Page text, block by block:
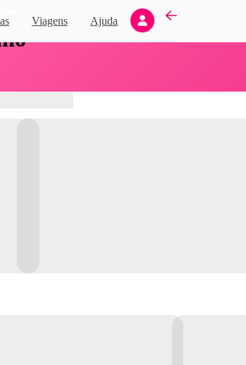
Viagens Ajuda